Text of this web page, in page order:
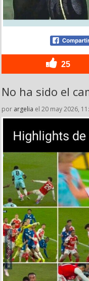
25
No ha sido el
por argelia el 20 may 2026,